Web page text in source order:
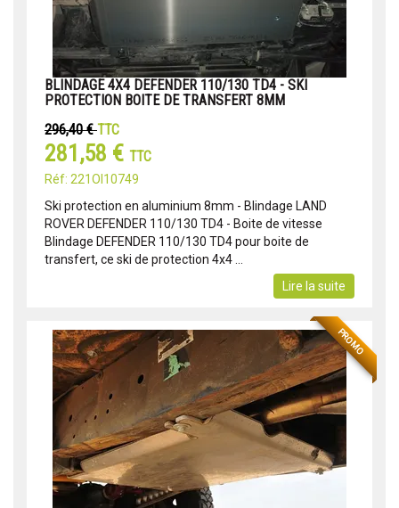
BLINDAGE 4X4 DEFENDER 110/130 TD4 - SKI
PROTECTION BOITE DE TRANSFERT 8MM
296,40 €TTC
281,58 € TTC
Réf: 221OI10749
Ski protection en aluminium 8mm - Blindage LAND
ROVER DEFENDER 110/130 TD4 - Boite de vitesse
Blindage DEFENDER 110/130 TD4 pour boite de
transfert, ce ski de protection 4x4 ...
Lire la suite
PROMO